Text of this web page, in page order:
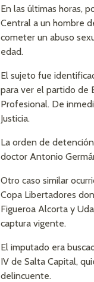
En las últimas horas,
Central a un hombre
cometer un abuso
edad.
El sujeto fue
para ver el partido de
Profesional. De
Justicia.
La orden de
doctor Antonio
Otro caso similar
Copa Libertadores
Figueroa Alcorta y
captura vigente.
El imputado era
IV de Salta Capital,
delincuente.